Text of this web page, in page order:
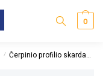
0
/ Čerpinio profilio skarda